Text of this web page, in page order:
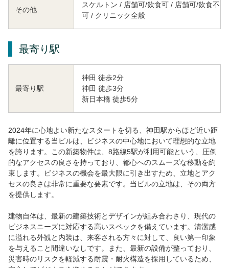
その他
スケルトン / 店舗可/飲食可 / 店舗可/飲食不
可 / クリニック全般
最寄り駅
最寄り駅
神田 徒歩2分
神田 徒歩3分
新日本橋 徒歩5分
2024年に心地よい新たなスタートを切る、神田駅からほど近い距
離に位置する当ビルは、ビジネスの中心地において理想的な立地
を誇ります。この新築物件は、8路線5駅が利用可能という、圧倒
的なアクセスの良さを持っており、都心へのスムーズな移動を約
束します。ビジネスの機会を最大限に引き出すため、立地とアク
セスの良さは非常に重要な要素です。当ビルの立地は、その両方
を提供します。
建物自体は、最新の建築技術とデザインが組み合わさり、現代の
ビジネスニーズに対応する高いスペックを備えています。清潔感
に溢れる外観と内装は、来客される方々に対して、良い第一印象
を与えること間違いなしです。また、最新の設備が整っており、
災害時のリスクを軽減する耐震・耐火構造を採用しているため、